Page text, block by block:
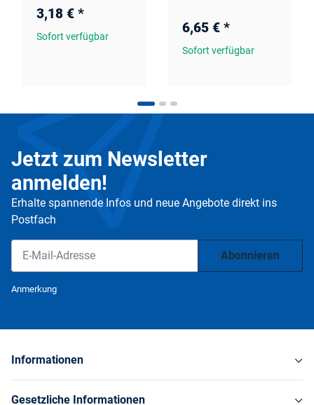
3,18 € *
Sofort verfügbar
6,65 € *
Sofort verfügbar
Jetzt zum Newsletter
anmelden!
Erhalte spannende Infos und neue Angebote direkt ins
Postfach
Abonnieren
Anmerkung
Informationen
Gesetzliche Informationen